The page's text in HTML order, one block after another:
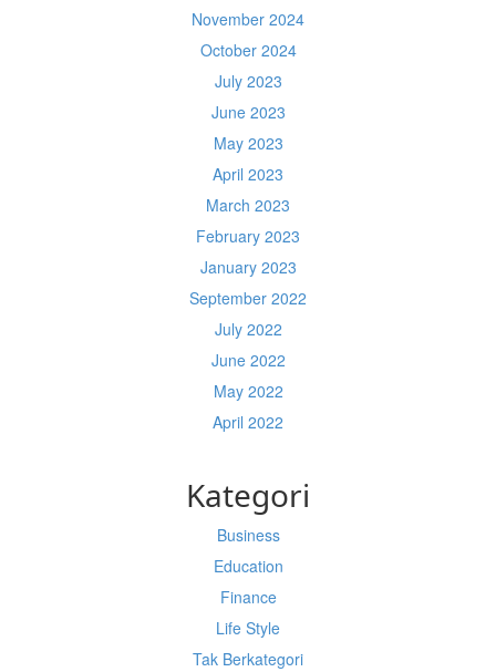
November 2024
October 2024
July 2023
June 2023
May 2023
April 2023
March 2023
February 2023
January 2023
September 2022
July 2022
June 2022
May 2022
April 2022
Kategori
Business
Education
Finance
Life Style
Tak Berkategori